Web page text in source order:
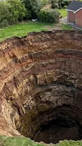
Jessica dan
Jessica dan
Taeyeon,
Taeyeon,
in Search